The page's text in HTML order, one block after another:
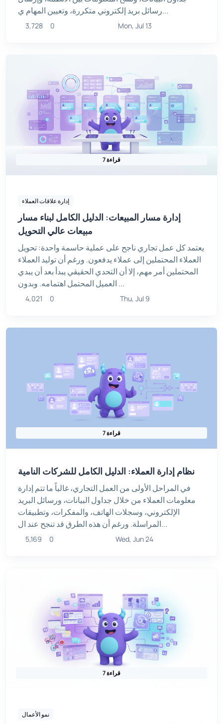
رسائل بريد إلكتروني متكررة، وتعيين المهام ي...
3,728 0 Mon, Jul 13
7 قراءة
إدارة علاقات العملاء
إدارة مسار المبيعات: الدليل الكامل لبناء مسار
مبيعات عالي التحويل
يعتمد كل عمل تجاري ناجح على عملية حاسمة واحدة: تحويل
العملاء المحتملين إلى عملاء يدفعون. ورغم أن توليد العملاء
المحتملين أمر مهم، إلا أن التحدي الحقيقي يبدأ بعد أن يبدي
العميل المحتمل اهتمامه. وبدون ...
4,021 0 Thu, Jul 9
7 قراءة
نظام إدارة العملاء: الدليل الكامل للشركات النامية
في المراحل الأولى من العمل التجاري، غالباً ما تتم إدارة
معلومات العملاء من خلال جداول البيانات، ورسائل البريد
الإلكتروني، وسجلات الهاتف، والمفكرات، وتطبيقات
المراسلة. ورغم أن هذه الطرق قد تنجح عند ال...
5,169 0 Wed, Jun 24
7 قراءة
نمو الأعمال